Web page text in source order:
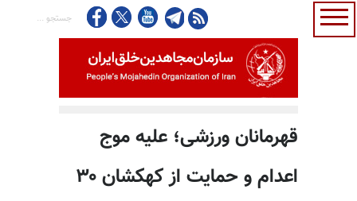
قهرمانان ورزشی؛ علیه موج
اعدام و حمایت از کهکشان ۳۰